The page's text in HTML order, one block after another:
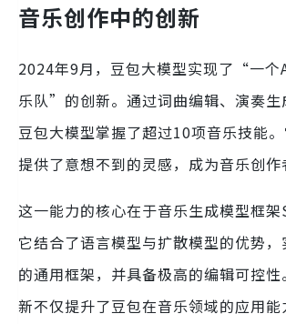
音乐创作中的创新
2024年9月，豆包大模型实现了“一个
乐队”的创新。通过词曲编辑、演奏生
豆包大模型掌握了超过10项音乐技能
提供了意想不到的灵感，成为音乐创作
这一能力的核心在于音乐生成模型框架
它结合了语言模型与扩散模型的优势
的通用框架，并具备极高的编辑可控
新不仅提升了豆包在音乐领域的应用